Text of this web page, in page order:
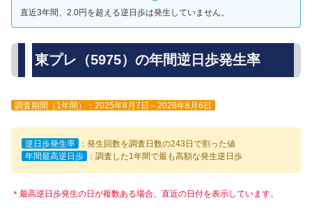
直近3年間、2.0円を超える逆日歩は発生していません。
東プレ（5975）の年間逆日歩発生率
調査期間（1年間）：2025年8月7日～2026年8月6日
逆日歩発生率
：発生回数を調査日数の243日で割った値
年間最高逆日歩
：調査した1年間で最も高額な発生逆日歩
＊最高逆日歩発生の日が複数ある場合、直近の日付を表示しています。